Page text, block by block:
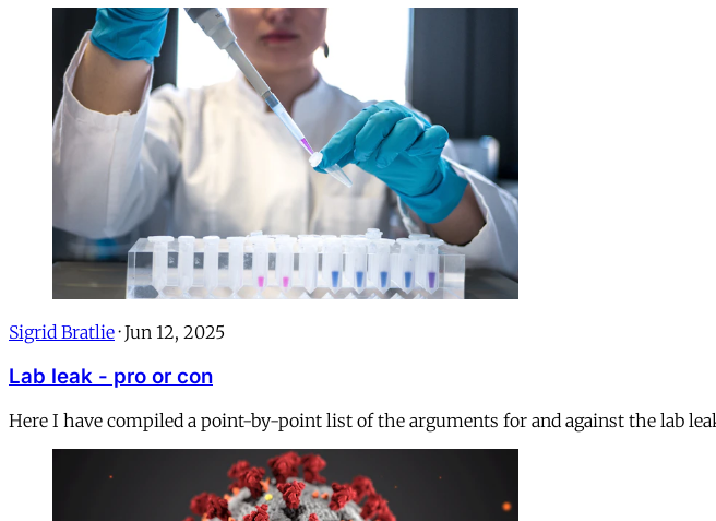
Sigrid Bratlie · Jun 12, 2025
Lab leak - pro or con
Here I have compiled a point-by-point list of the arguments for and against the lab